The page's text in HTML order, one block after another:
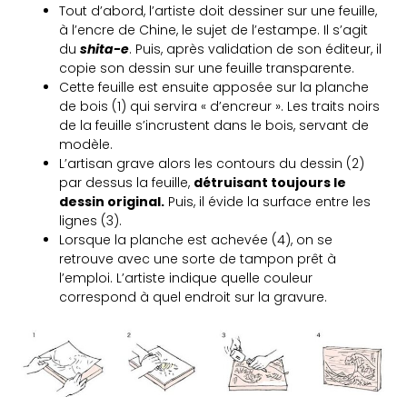
Tout d’abord, l’artiste doit dessiner sur une feuille,
à l’encre de Chine, le sujet de l’estampe. Il s’agit
dushita-e. Puis, après validation de son éditeur, il
copie son dessin sur une feuille transparente.
Cette feuille est ensuite apposée sur la planche
de bois (1) qui servira « d’encreur ». Les traits noirs
de la feuille s’incrustent dans le bois, servant de
modèle.
L’artisan grave alors les contours du dessin (2)
par dessus la feuille, détruisant toujours le
dessin original. Puis, il évide la surface entre les
lignes (3).
Lorsque la planche est achevée (4), on se
retrouve avec une sorte de tampon prêt à
l’emploi. L’artiste indique quelle couleur
correspond à quel endroit sur la gravure.